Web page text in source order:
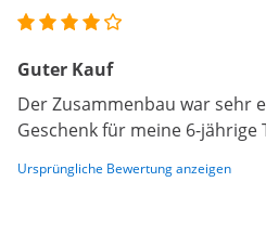
Guter Kauf
Der Zusammenbau war sehr
Geschenk für meine 6-jährige
Ursprüngliche Bewertung anzeigen